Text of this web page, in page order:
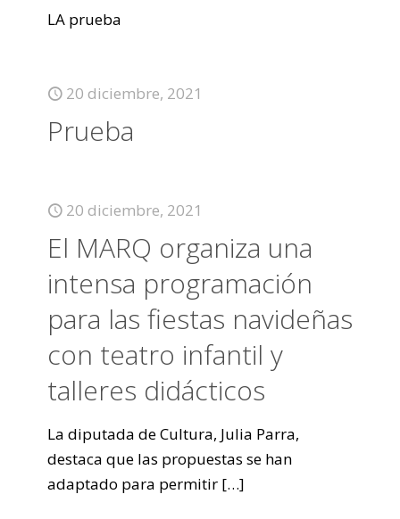
LA prueba
20 diciembre, 2021
Prueba
20 diciembre, 2021
El MARQ organiza una
intensa programación
para las fiestas navideñas
con teatro infantil y
talleres didácticos
La diputada de Cultura, Julia Parra,
destaca que las propuestas se han
adaptado para permitir […]